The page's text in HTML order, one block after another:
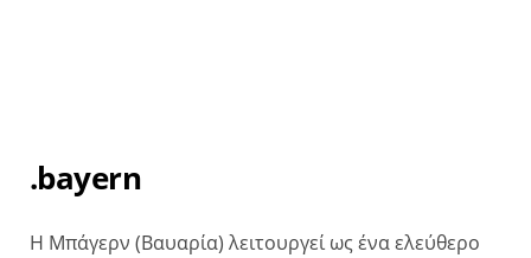
.bayern
Η Μπάγερν (Βαυαρία) λειτουργεί ως ένα ελεύθερο